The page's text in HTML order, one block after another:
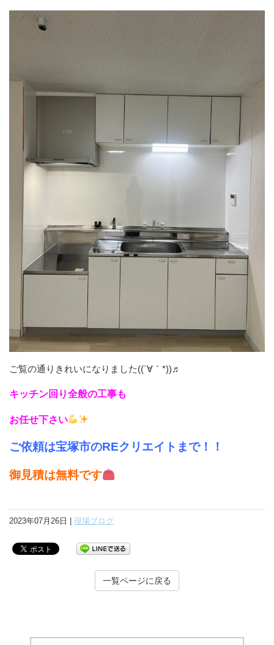
ご覧の通りきれいになりました((´∀｀*))♬
キッチン回り全般の工事も
お任せ下さい
ご依頼は宝塚市のREクリエイトまで！！
御見積は無料です
2023年07月26日 | 現場ブログ
一覧ページに戻る